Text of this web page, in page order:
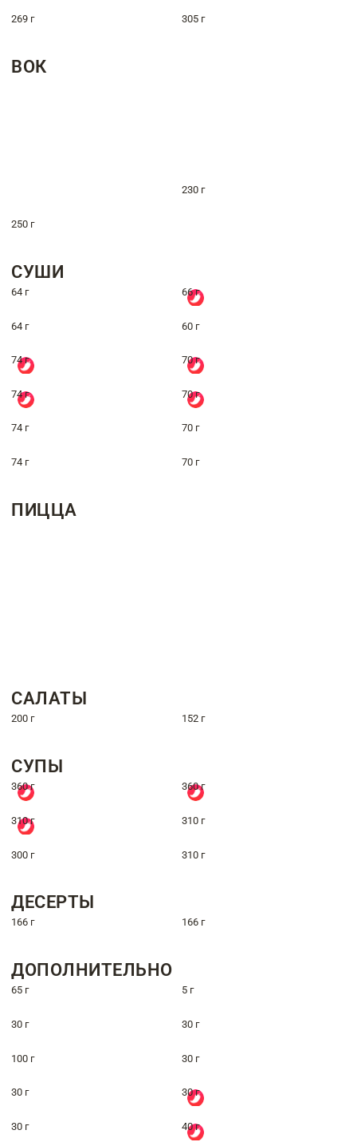
269 г 305 г
ВОК
230 г
250 г
СУШИ
64 г 66 г
64 г 60 г
74 г 70 г
74 г 70 г
74 г 70 г
74 г 70 г
ПИЦЦА
САЛАТЫ
200 г 152 г
СУПЫ
360 г 360 г
310 г 310 г
300 г 310 г
ДЕСЕРТЫ
166 г 166 г
ДОПОЛНИТЕЛЬНО
65 г 5 г
30 г 30 г
100 г 30 г
30 г 30 г
30 г 40 г